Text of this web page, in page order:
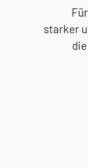
starker